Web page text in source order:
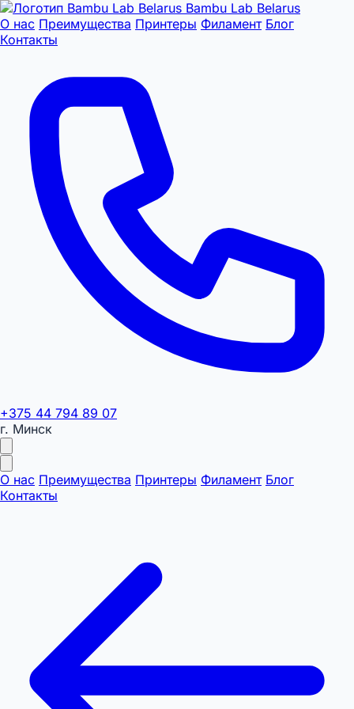
Bambu Lab Belarus
О нас Преимущества Принтеры Филамент Блог
Контакты
+375 44 794 89 07
г. Минск
О нас Преимущества Принтеры Филамент Блог
Контакты